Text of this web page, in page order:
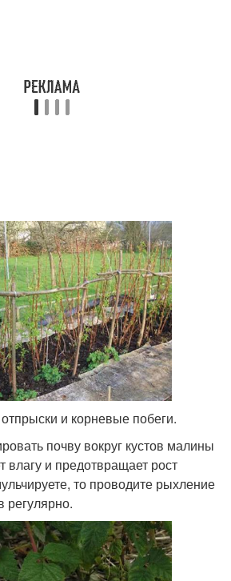
и корневые побеги.
почву вокруг кустов малины
влагу и предотвращает рост
то проводите рыхление
регулярно.